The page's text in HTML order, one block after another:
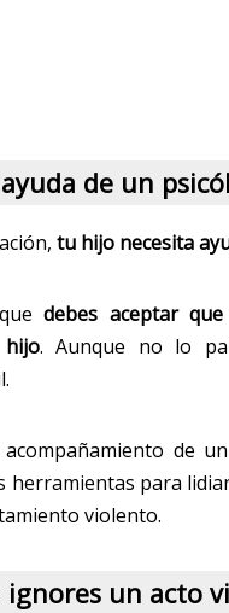
de un
tu hijo necesita
quedebes aceptar
. Aunque no lo
acompañamiento de
herramientas para
violento.
ignores un acto